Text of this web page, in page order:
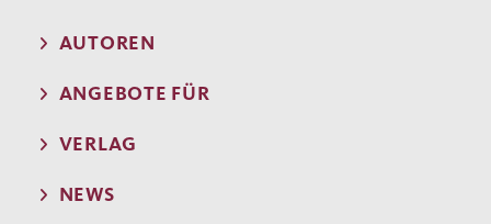
AUTOREN
ANGEBOTE FÜR
VERLAG
NEWS